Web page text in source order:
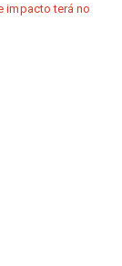
impacto terá no